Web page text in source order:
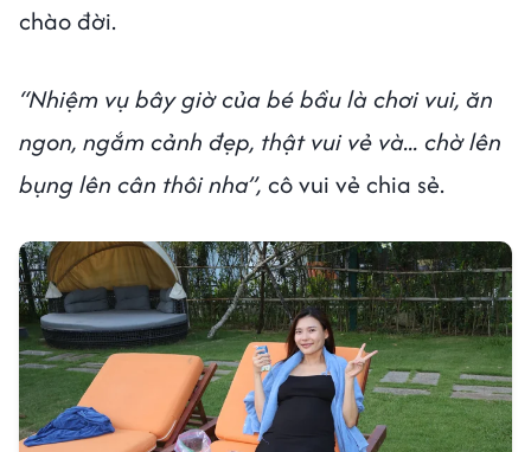
chào đời.
“Nhiệm vụ bây giờ của bé bầu là chơi vui, ăn
ngon, ngắm cảnh đẹp, thật vui vẻ và... chờ lên
bụng lên cân thôi nha”, cô vui vẻ chia sẻ.